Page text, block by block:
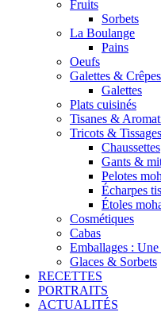
Fruits
Sorbets
La Boulange
Pains
Oeufs
Galettes & Crêpes
Galettes
Plats cuisinés
Tisanes &
Tricots &
Chaussettes
Gants &
Pelotes
Écharpes
Étoles
Cosmétiques
Cabas
Emballages :
Glaces & Sorbets
RECETTES
PORTRAITS
ACTUALITÉS